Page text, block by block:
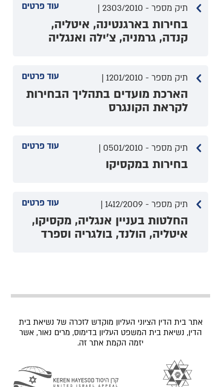
עוד פרטים תיק מספר - 2303/2010 |
בחירות בארגנטינה, איטליה,
קנדה, גרמניה, צ'ילה ואנגליה
עוד פרטים תיק מספר - 1201/2010 |
הארכת מועדים בתהליך הבחירות
לקראת הקונגרס
עוד פרטים תיק מספר - 0501/2010 |
בחירות במקסיקו
עוד פרטים תיק מספר - 1412/2009 |
החלטות בעניין אנגליה, מקסיקו,
איטליה, הולנד, בולגריה וספרד
אתר בית הדין הציוני העליון מוקדש לזכרה של נשיאת בית
הדין, נשיאת בית המשפט העליון בדימוס, מרים נאור, אשר
יזמה הקמת אתר זה.